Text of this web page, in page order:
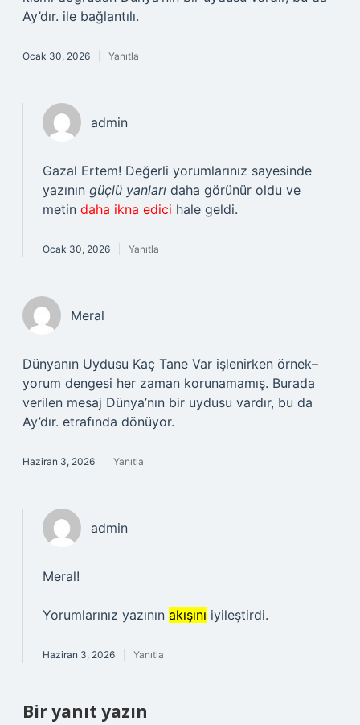
Ay’dır. ile bağlantılı.
Ocak 30, 2026 Yanıtla
admin
Gazal Ertem! Değerli yorumlarınız sayesinde
yazının güçlü yanları daha görünür oldu ve
metin daha ikna edici hale geldi.
Ocak 30, 2026 Yanıtla
Meral
Dünyanın Uydusu Kaç Tane Var işlenirken örnek–
yorum dengesi her zaman korunamamış. Burada
verilen mesaj Dünya’nın bir uydusu vardır, bu da
Ay’dır. etrafında dönüyor.
Haziran 3, 2026 Yanıtla
admin
Meral!
Yorumlarınız yazının akışını iyileştirdi.
Haziran 3, 2026 Yanıtla
Bir yanıt yazın